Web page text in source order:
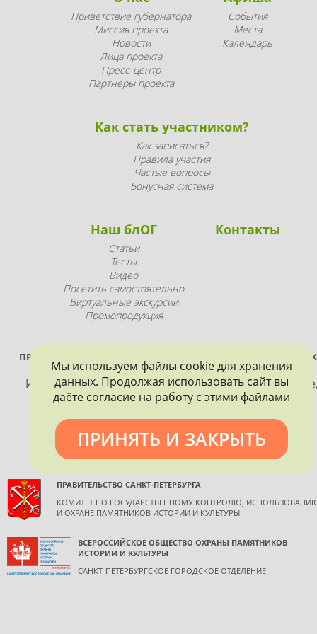
Приветствие губернатора
Миссия проекта
Новости
Лица проекта
Пресс-центр
Партнеры проекта
События
Места
Календарь
Как стать участником?
Как записаться?
Правила участия
Частые вопросы
Бонусная система
Наш блОГ
Статьи
Тесты
Видео
Посетить самостоятельно
Виртуальные экскурсии
Промопродукция
Контакты
ПРОЕКТ РЕАЛИЗУЕТСЯ ПРИ ПОДДЕРЖКЕ ПРАВИТЕЛЬСТВА
ПЕТЕРБУРГА
Использование материалов, размещенных на
допускается только с согласия правообладателя и
ПРАВИТЕЛЬСТВО САНКТ-ПЕТЕРБУРГА
КОМИТЕТ ПО ГОСУДАРСТВЕННОМУ КОНТРОЛЮ,
И ОХРАНЕ ПАМЯТНИКОВ ИСТОРИИ И КУЛЬТУРЫ
ВСЕРОССИЙСКОЕ ОБЩЕСТВО ОХРАНЫ ПАМЯТНИКОВ
ИСТОРИИ И КУЛЬТУРЫ
САНКТ-ПЕТЕРБУРГСКОЕ ГОРОДСКОЕ ОТДЕЛЕНИЕ
Мы используем файлы cookieдля хранения
данных. Продолжая использовать сайт вы
даёте согласие на работу с этими файлами
ПРИНЯТЬ И ЗАКРЫТЬ